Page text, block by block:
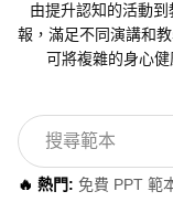
由提升認知的活動
報，滿足不同演講和
可將複雜的身心
🔥 熱門: 免費 PPT 範